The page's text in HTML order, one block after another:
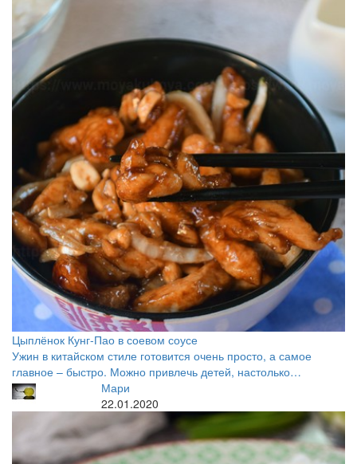
Цыплёнок Кунг-Пао в соевом соусе
Ужин в китайском стиле готовится очень просто, а самое
главное – быстро. Можно привлечь детей, настолько…
Мари
22.01.2020